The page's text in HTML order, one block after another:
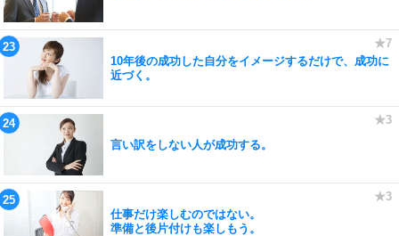
10年後の成功した自分をイメージするだけで、成功に
近づく。
言い訳をしない人が成功する。
仕事だけ楽しむのではない。
準備と後片付けも楽しもう。